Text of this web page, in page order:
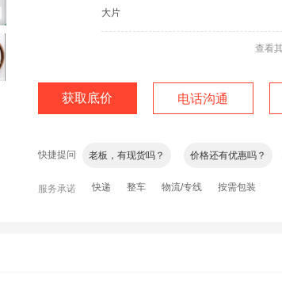
大片
查看
获取底价 电话沟通
快捷提问 老板，有现货吗？ 价格还有优惠吗？
询问加微信
服务承诺 快递 整车 物流/专线 按需包装